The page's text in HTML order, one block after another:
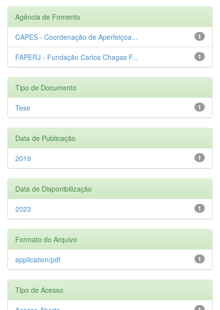
Agência de Fomento
1
CAPES - Coordenação de Aperfeiçoa...
1
FAPERJ - Fundação Carlos Chagas F...
Tipo de Documento
1
Tese
Data de Publicação
1
2019
Data de Disponibilização
1
2023
Formato do Arquivo
1
application/pdf
Tipo de Acesso